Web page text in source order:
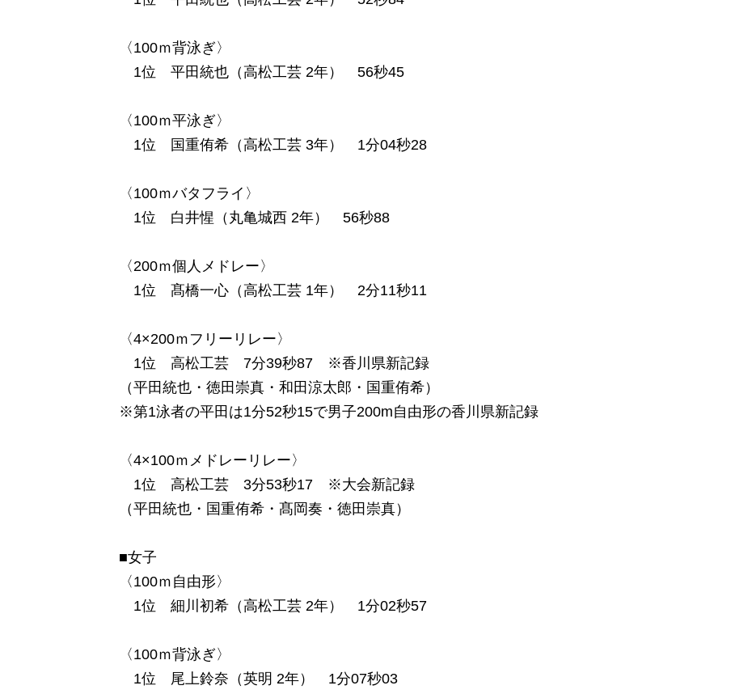
〈100ｍ背泳ぎ〉
1位 平田統也（高松工芸 2年） 56秒45
〈100ｍ平泳ぎ〉
1位 国重侑希（高松工芸 3年） 1分04秒28
〈100ｍバタフライ〉
1位 白井惺（丸亀城西 2年） 56秒88
〈200ｍ個人メドレー〉
1位 髙橋一心（高松工芸 1年） 2分11秒11
〈4×200ｍフリーリレー〉
1位 高松工芸 7分39秒87 ※香川県新記録
（平田統也・徳田崇真・和田涼太郎・国重侑希）
※第1泳者の平田は1分52秒15で男子200m自由形の香川県新記録
〈4×100ｍメドレーリレー〉
1位 高松工芸 3分53秒17 ※大会新記録
（平田統也・国重侑希・髙岡奏・徳田崇真）
■女子
〈100ｍ自由形〉
1位 細川初希（高松工芸 2年） 1分02秒57
〈100ｍ背泳ぎ〉
1位 尾上鈴奈（英明 2年） 1分07秒03